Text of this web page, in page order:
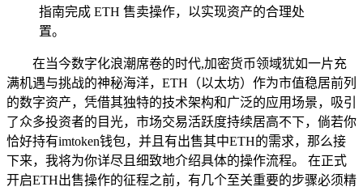
指南完成 ETH 售卖操作，以实现资产的合理处
置。
在当今数字化浪潮席卷的时代,加密货币领域犹如一片充
满机遇与挑战的神秘海洋，ETH（以太坊）作为市值稳居前列
的数字资产，凭借其独特的技术架构和广泛的应用场景，吸引
了众多投资者的目光，市场交易活跃度持续居高不下，倘若你
恰好持有imtoken钱包，并且有出售其中ETH的需求，那么接
下来，我将为你详尽且细致地介绍具体的操作流程。 在正式
开启ETH出售操作的征程之前，有几个至关重要的步骤必须精